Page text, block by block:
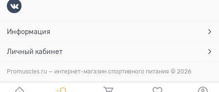
Информация
Личный кабинет
Promuscles.ru — интернет-магазин спортивного питания © 2026